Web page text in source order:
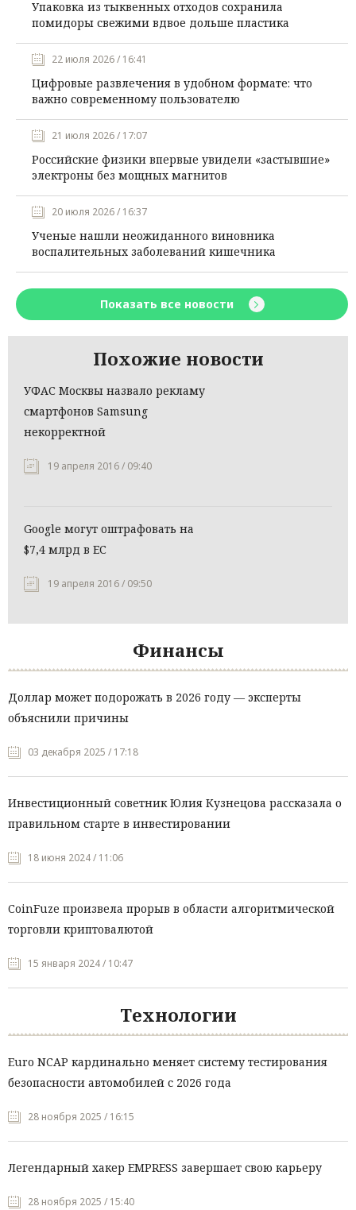
Упаковка из тыквенных отходов сохранила
помидоры свежими вдвое дольше пластика
22 июля 2026 / 16:41
Цифровые развлечения в удобном формате: что
важно современному пользователю
21 июля 2026 / 17:07
Российские физики впервые увидели «застывшие»
электроны без мощных магнитов
20 июля 2026 / 16:37
Ученые нашли неожиданного виновника
воспалительных заболеваний кишечника
Показать все новости
Похожие новости
УФАС Москвы назвало рекламу
смартфонов Samsung
некорректной
19 апреля 2016 / 09:40
Google могут оштрафовать на
$7,4 млрд в ЕС
19 апреля 2016 / 09:50
Финансы
Доллар может подорожать в 2026 году — эксперты
объяснили причины
03 декабря 2025 / 17:18
Инвестиционный советник Юлия Кузнецова рассказала о
правильном старте в инвестировании
18 июня 2024 / 11:06
CoinFuze произвела прорыв в области алгоритмической
торговли криптовалютой
15 января 2024 / 10:47
Технологии
Euro NCAP кардинально меняет систему тестирования
безопасности автомобилей с 2026 года
28 ноября 2025 / 16:15
Легендарный хакер EMPRESS завершает свою карьеру
28 ноября 2025 / 15:40